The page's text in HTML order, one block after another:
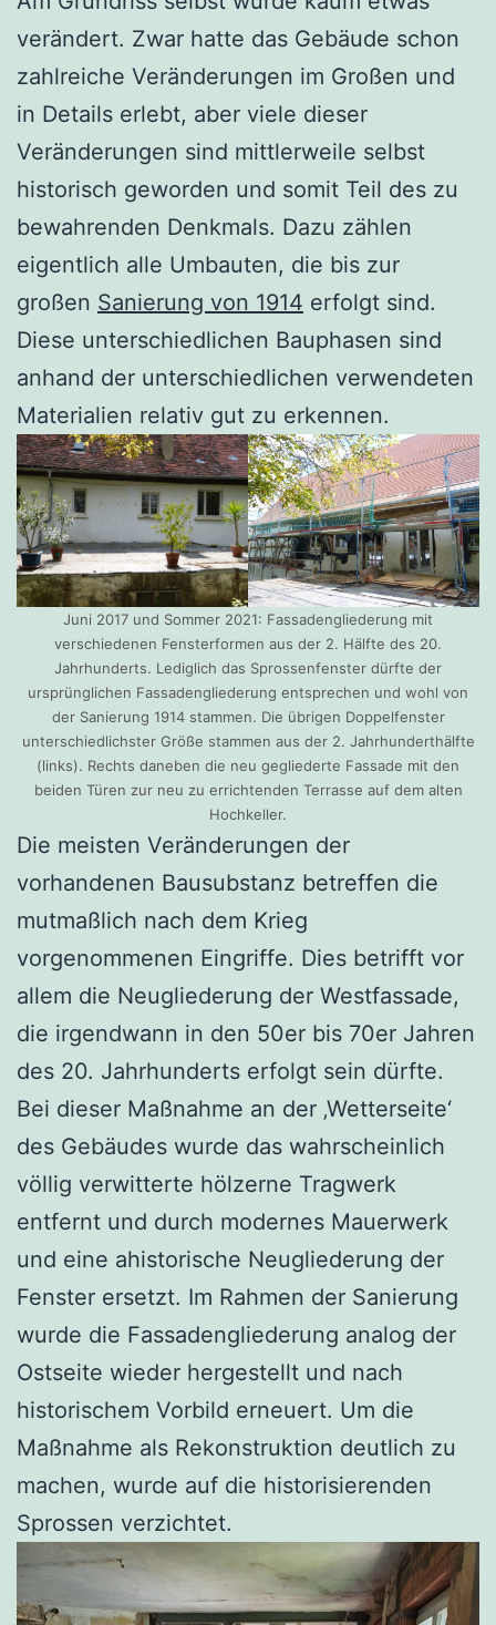
verändert. Zwar hatte das Gebäude schon
zahlreiche Veränderungen im Großen und
in Details erlebt, aber viele dieser
Veränderungen sind mittlerweile selbst
historisch geworden und somit Teil des zu
bewahrenden Denkmals. Dazu zählen
eigentlich alle Umbauten, die bis zur
großen Sanierung von 1914 erfolgt sind.
Diese unterschiedlichen Bauphasen sind
anhand der unterschiedlichen verwendeten
Materialien relativ gut zu erkennen.
Juni 2017 und Sommer 2021: Fassadengliederung mit
verschiedenen Fensterformen aus der 2. Hälfte des 20.
Jahrhunderts. Lediglich das Sprossenfenster dürfte der
ursprünglichen Fassadengliederung entsprechen und wohl von
der Sanierung 1914 stammen. Die übrigen Doppelfenster
unterschiedlichster Größe stammen aus der 2. Jahrhunderthälfte
(links). Rechts daneben die neu gegliederte Fassade mit den
beiden Türen zur neu zu errichtenden Terrasse auf dem alten
Hochkeller.
Die meisten Veränderungen der
vorhandenen Bausubstanz betreffen die
mutmaßlich nach dem Krieg
vorgenommenen Eingriffe. Dies betrifft vor
allem die Neugliederung der Westfassade,
die irgendwann in den 50er bis 70er Jahren
des 20. Jahrhunderts erfolgt sein dürfte.
Bei dieser Maßnahme an der ‚Wetterseite‘
des Gebäudes wurde das wahrscheinlich
völlig verwitterte hölzerne Tragwerk
entfernt und durch modernes Mauerwerk
und eine ahistorische Neugliederung der
Fenster ersetzt. Im Rahmen der Sanierung
wurde die Fassadengliederung analog der
Ostseite wieder hergestellt und nach
historischem Vorbild erneuert. Um die
Maßnahme als Rekonstruktion deutlich zu
machen, wurde auf die historisierenden
Sprossen verzichtet.